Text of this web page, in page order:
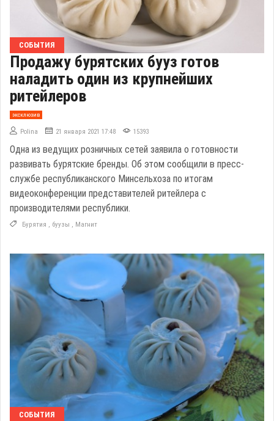
СОБЫТИЯ
Продажу бурятских бууз готов
наладить один из крупнейших
ритейлеров
эксклюзив
Polina 21 января 2021 17:48 15393
Одна из ведущих розничных сетей заявила о готовности
развивать бурятские бренды. Об этом сообщили в пресс-
службе республиканского Минсельхоза по итогам
видеоконференции представителей ритейлера с
производителями республики.
Бурятия буузы Магнит
СОБЫТИЯ